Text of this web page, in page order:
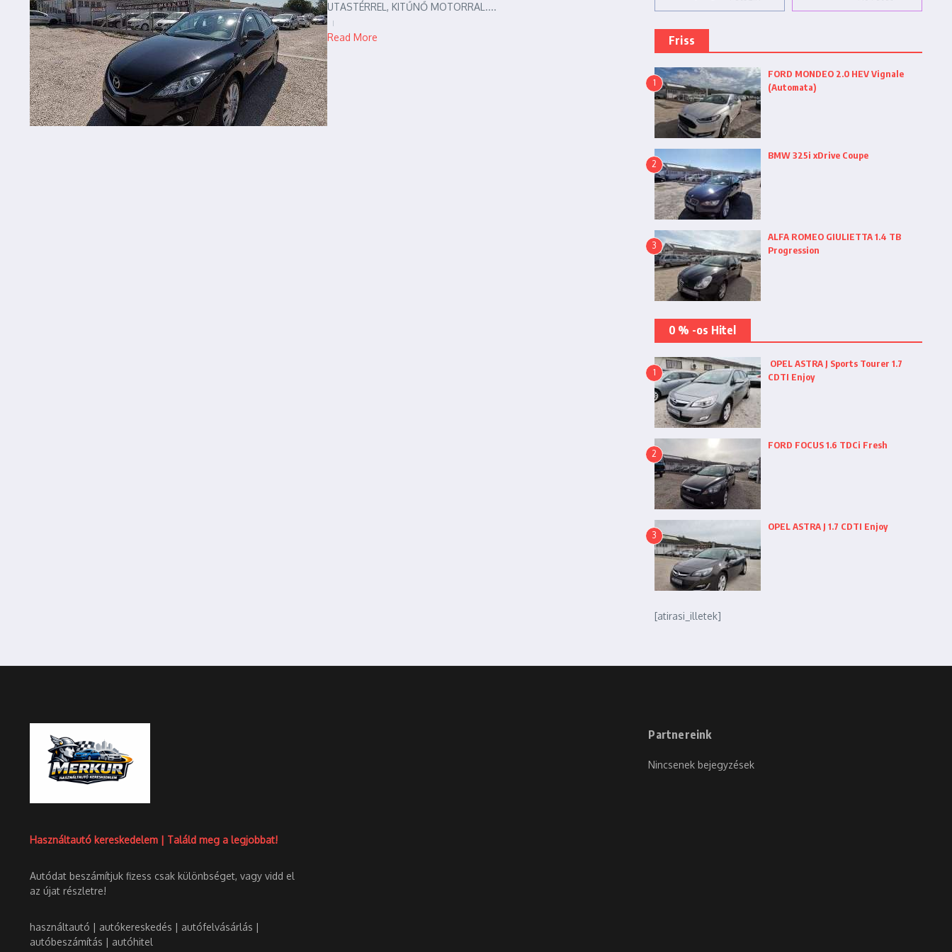
UTASTÉRREL, KITŰNŐ MOTORRAL....
Read More Friss
1
FORD MONDEO 2.0 HEV Vignale
(Automata)
2
BMW 325i xDrive Coupe
3
ALFA ROMEO GIULIETTA 1.4 TB
Progression
0 % -os Hitel
1
OPEL ASTRA J Sports Tourer 1.7
CDTI Enjoy
2
FORD FOCUS 1.6 TDCi Fresh
3
OPEL ASTRA J 1.7 CDTI Enjoy
[atirasi_illetek]
Használtautó kereskedelem | Találd meg a legjobbat!
Autódat beszámítjuk fizess csak különbséget, vagy vidd el
az újat részletre!
használtautó | autókereskedés | autófelvásárlás |
autóbeszámítás | autóhitel
Partnereink
Nincsenek bejegyzések